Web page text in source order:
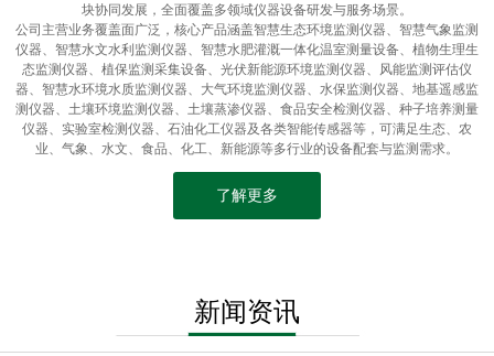
块协同发展，全面覆盖多领域仪器设备研发与服务场景。
公司主营业务覆盖面广泛，核心产品涵盖智慧生态环境监测仪器、智慧气象监测
仪器、智慧水文水利监测仪器、智慧水肥灌溉一体化温室测量设备、植物生理生
态监测仪器、植保监测采集设备、光伏新能源环境监测仪器、风能监测评估仪
器、智慧水环境水质监测仪器、大气环境监测仪器、水保监测仪器、地基遥感监
测仪器、土壤环境监测仪器、土壤蒸渗仪器、食品安全检测仪器、种子培养测量
仪器、实验室检测仪器、石油化工仪器及各类智能传感器等，可满足生态、农
业、气象、水文、食品、化工、新能源等多行业的设备配套与监测需求。
了解更多
新闻资讯